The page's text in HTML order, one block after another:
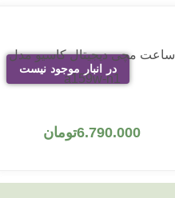
در انبار موجود نیست
ساعت مچی دیجیتال کاسیو مدل
a159w-n1
6.790.000تومان